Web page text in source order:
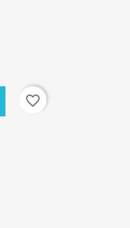
favorite_border